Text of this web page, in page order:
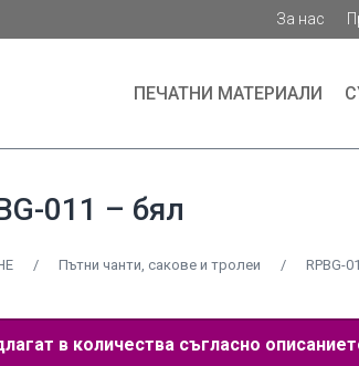
За нас
ПЕЧАТНИ МАТЕРИАЛИ
011 – бял
/ Пътни чанти, сакове и тролеи / RPBG-
в количества съгласно